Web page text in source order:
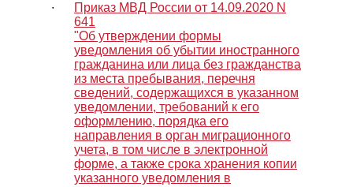
∙
Приказ МВД России от 14.09.2020 N
641
"Об утверждении формы
уведомления об убытии иностранного
гражданина или лица без гражданства
из места пребывания, перечня
сведений, содержащихся в указанном
уведомлении, требований к его
оформлению, порядка его
направления в орган миграционного
учета, в том числе в электронной
форме, а также срока хранения копии
указанного уведомления в